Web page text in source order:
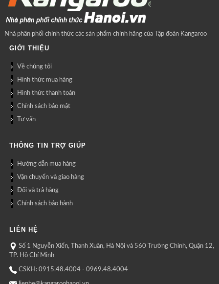
Nhà phân phối chính thức các sản phẩm chính hãng của Tập đoàn Kangaroo
GIỚI THIỆU
Về chúng tôi
Hình thức mua hàng
Hình thức thanh toán
Chính sách bảo mật
Tư vấn
THÔNG TIN TRỢ GIÚP
Hướng dẫn mua hàng
Vận chuyển và giao hàng
Đổi và trả hàng
Chính sách bảo hành
LIÊN HỆ
Số 1 Nguyễn Xiển, Thanh Xuân, Hà Nội và 560 Trường Chinh, Quận 12,
TP. Hồ Chí Minh
CSKH: 0915.48.4004 - 0969.48.4004